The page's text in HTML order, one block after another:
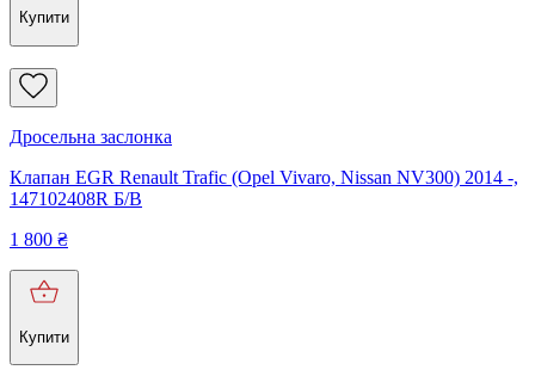
Купити
Дросельна заслонка
Клапан EGR Renault Trafic (Opel Vivaro, Nissan NV300) 2014 -,
147102408R Б/В
1 800 ₴
Купити